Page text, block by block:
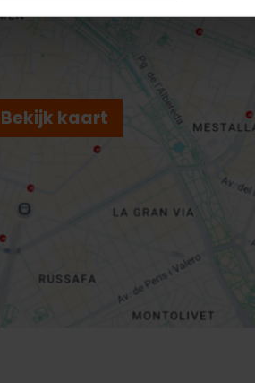
Bekijk kaart